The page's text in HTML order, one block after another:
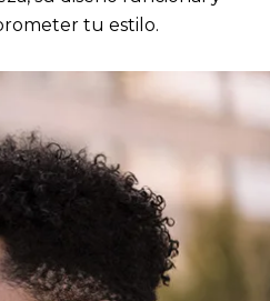
tu estilo.